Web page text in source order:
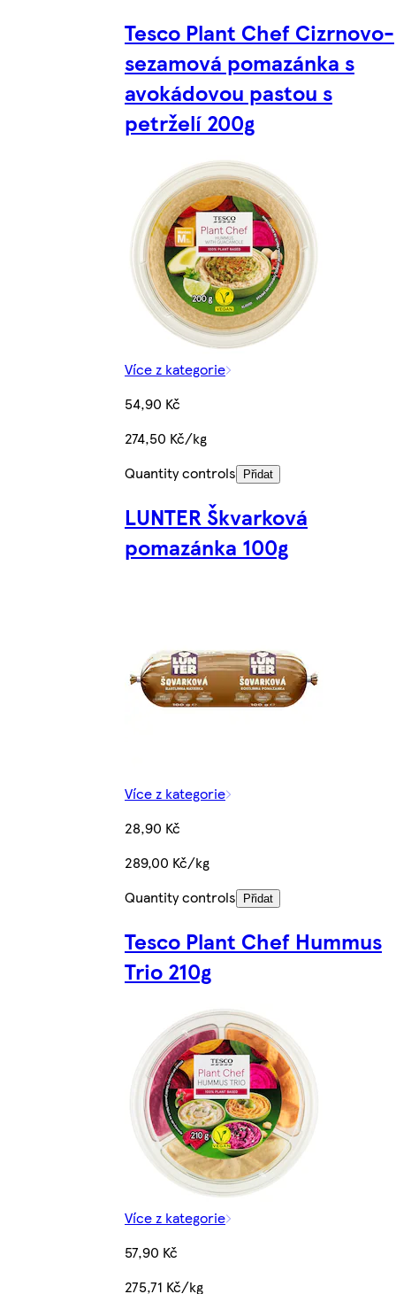
Tesco Plant Chef Cizrnovo-
sezamová pomazánka s
avokádovou pastou s
petrželí 200g
Více z kategorie
54,90 Kč
274,50 Kč/kg
Quantity controls
Přidat
LUNTER Škvarková
pomazánka 100g
Více z kategorie
28,90 Kč
289,00 Kč/kg
Quantity controls
Přidat
Tesco Plant Chef Hummus
Trio 210g
Více z kategorie
57,90 Kč
275,71 Kč/kg